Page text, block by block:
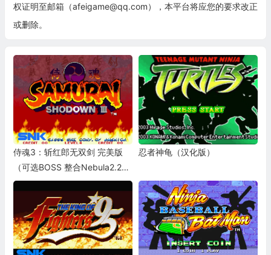
权证明至邮箱（afeigame@qq.com），本平台将应您的要求改正
或删除。
侍魂3：斩红郎无双剑 完美版
（可选BOSS 整合Nebula2.24
模拟器 带作弊码）
忍者神龟（汉化版）